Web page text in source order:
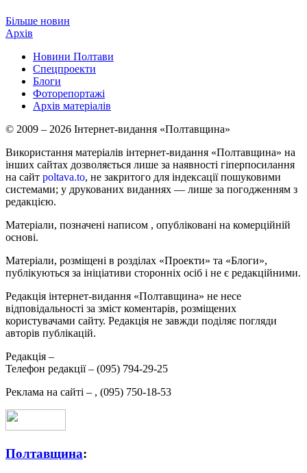
Більше новин
Архів
Новини Полтави
Спецпроекти
Блоги
Фоторепортажі
Архів матеріалів
© 2009 – 2026 Інтернет-видання «Полтавщина»
Використання матеріалів інтернет-видання «Полтавщина» на
інших сайтах дозволяється лише за наявності гіперпосилання
на сайт poltava.to, не закритого для індексації пошуковими
системами; у друкованих виданнях — лише за погодженням з
редакцією.
Матеріали, позначені написом , опубліковані на комерційній
основі.
Матеріали, розміщені в розділах «Проекти» та «Блоги»,
публікуються за ініціативи сторонніх осіб і не є редакційними.
Редакція інтернет-видання «Полтавщина» не несе
відповідальності за зміст коментарів, розміщених
користувачами сайту. Редакція не завжди поділяє погляди
авторів публікацій.
Редакція –
Телефон редакції – (095) 794-29-25
Реклама на сайті – , (095) 750-18-53
Полтавщина: